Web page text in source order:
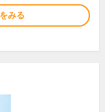
みる